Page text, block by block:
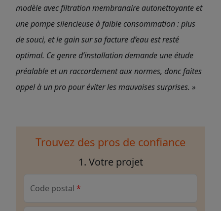
modèle avec filtration membranaire autonettoyante et
une pompe silencieuse à faible consommation : plus
de souci, et le gain sur sa facture d’eau est resté
optimal. Ce genre d’installation demande une étude
préalable et un raccordement aux normes, donc faites
appel à un pro pour éviter les mauvaises surprises. »
Trouvez des pros de confiance
1. Votre projet
Code postal